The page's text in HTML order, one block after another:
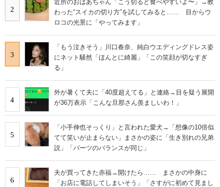
2
近所のおばあちゃん「こう切ると食べやすいよ〜」→教
わった“スイカの切り方”を試してみると…… 目からウ
ロコの光景に「やってみます」
3
「もう泣きそう」川口春奈、純白ウエディングドレス姿
にネット騒然「ほんとに綺麗」「この笑顔が切なすぎ
る」
4
外が暑くて夫に「40度超えてる」と連絡→目を疑う展開
が36万表示「こんな旦那さん羨ましいわ！」
5
「小手伸也そっくり」と言われた愛犬→「想像の10倍似
てて笑いが止まらない」まさかの姿に「生き別れの兄弟
説」「パーツのバランスが同じ」
6
夫が買ってきた赤福→開けたら…… まさかの中身に
「お店に電話してしまいそう」「さすがに初めて見まし